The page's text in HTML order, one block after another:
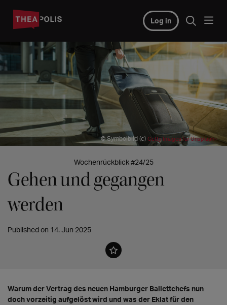
Log in
© Symbolbild (c) Getty Images für Unsplash+
Wochenrückblick #24/25
Gehen und gegangen
werden
Published on 14. Jun 2025
Warum der Vertrag des neuen Hamburger Ballettchefs nun
doch vorzeitig aufgelöst wird und was der Eklat für den